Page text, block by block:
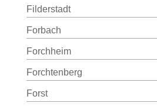
Filderstadt
Forbach
Forchheim
Forchtenberg
Forst